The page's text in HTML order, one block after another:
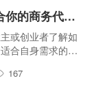
如何选择最适合你的商务代理服务？
或创业者了解如
合自身需求的商
一套实用指南。
167